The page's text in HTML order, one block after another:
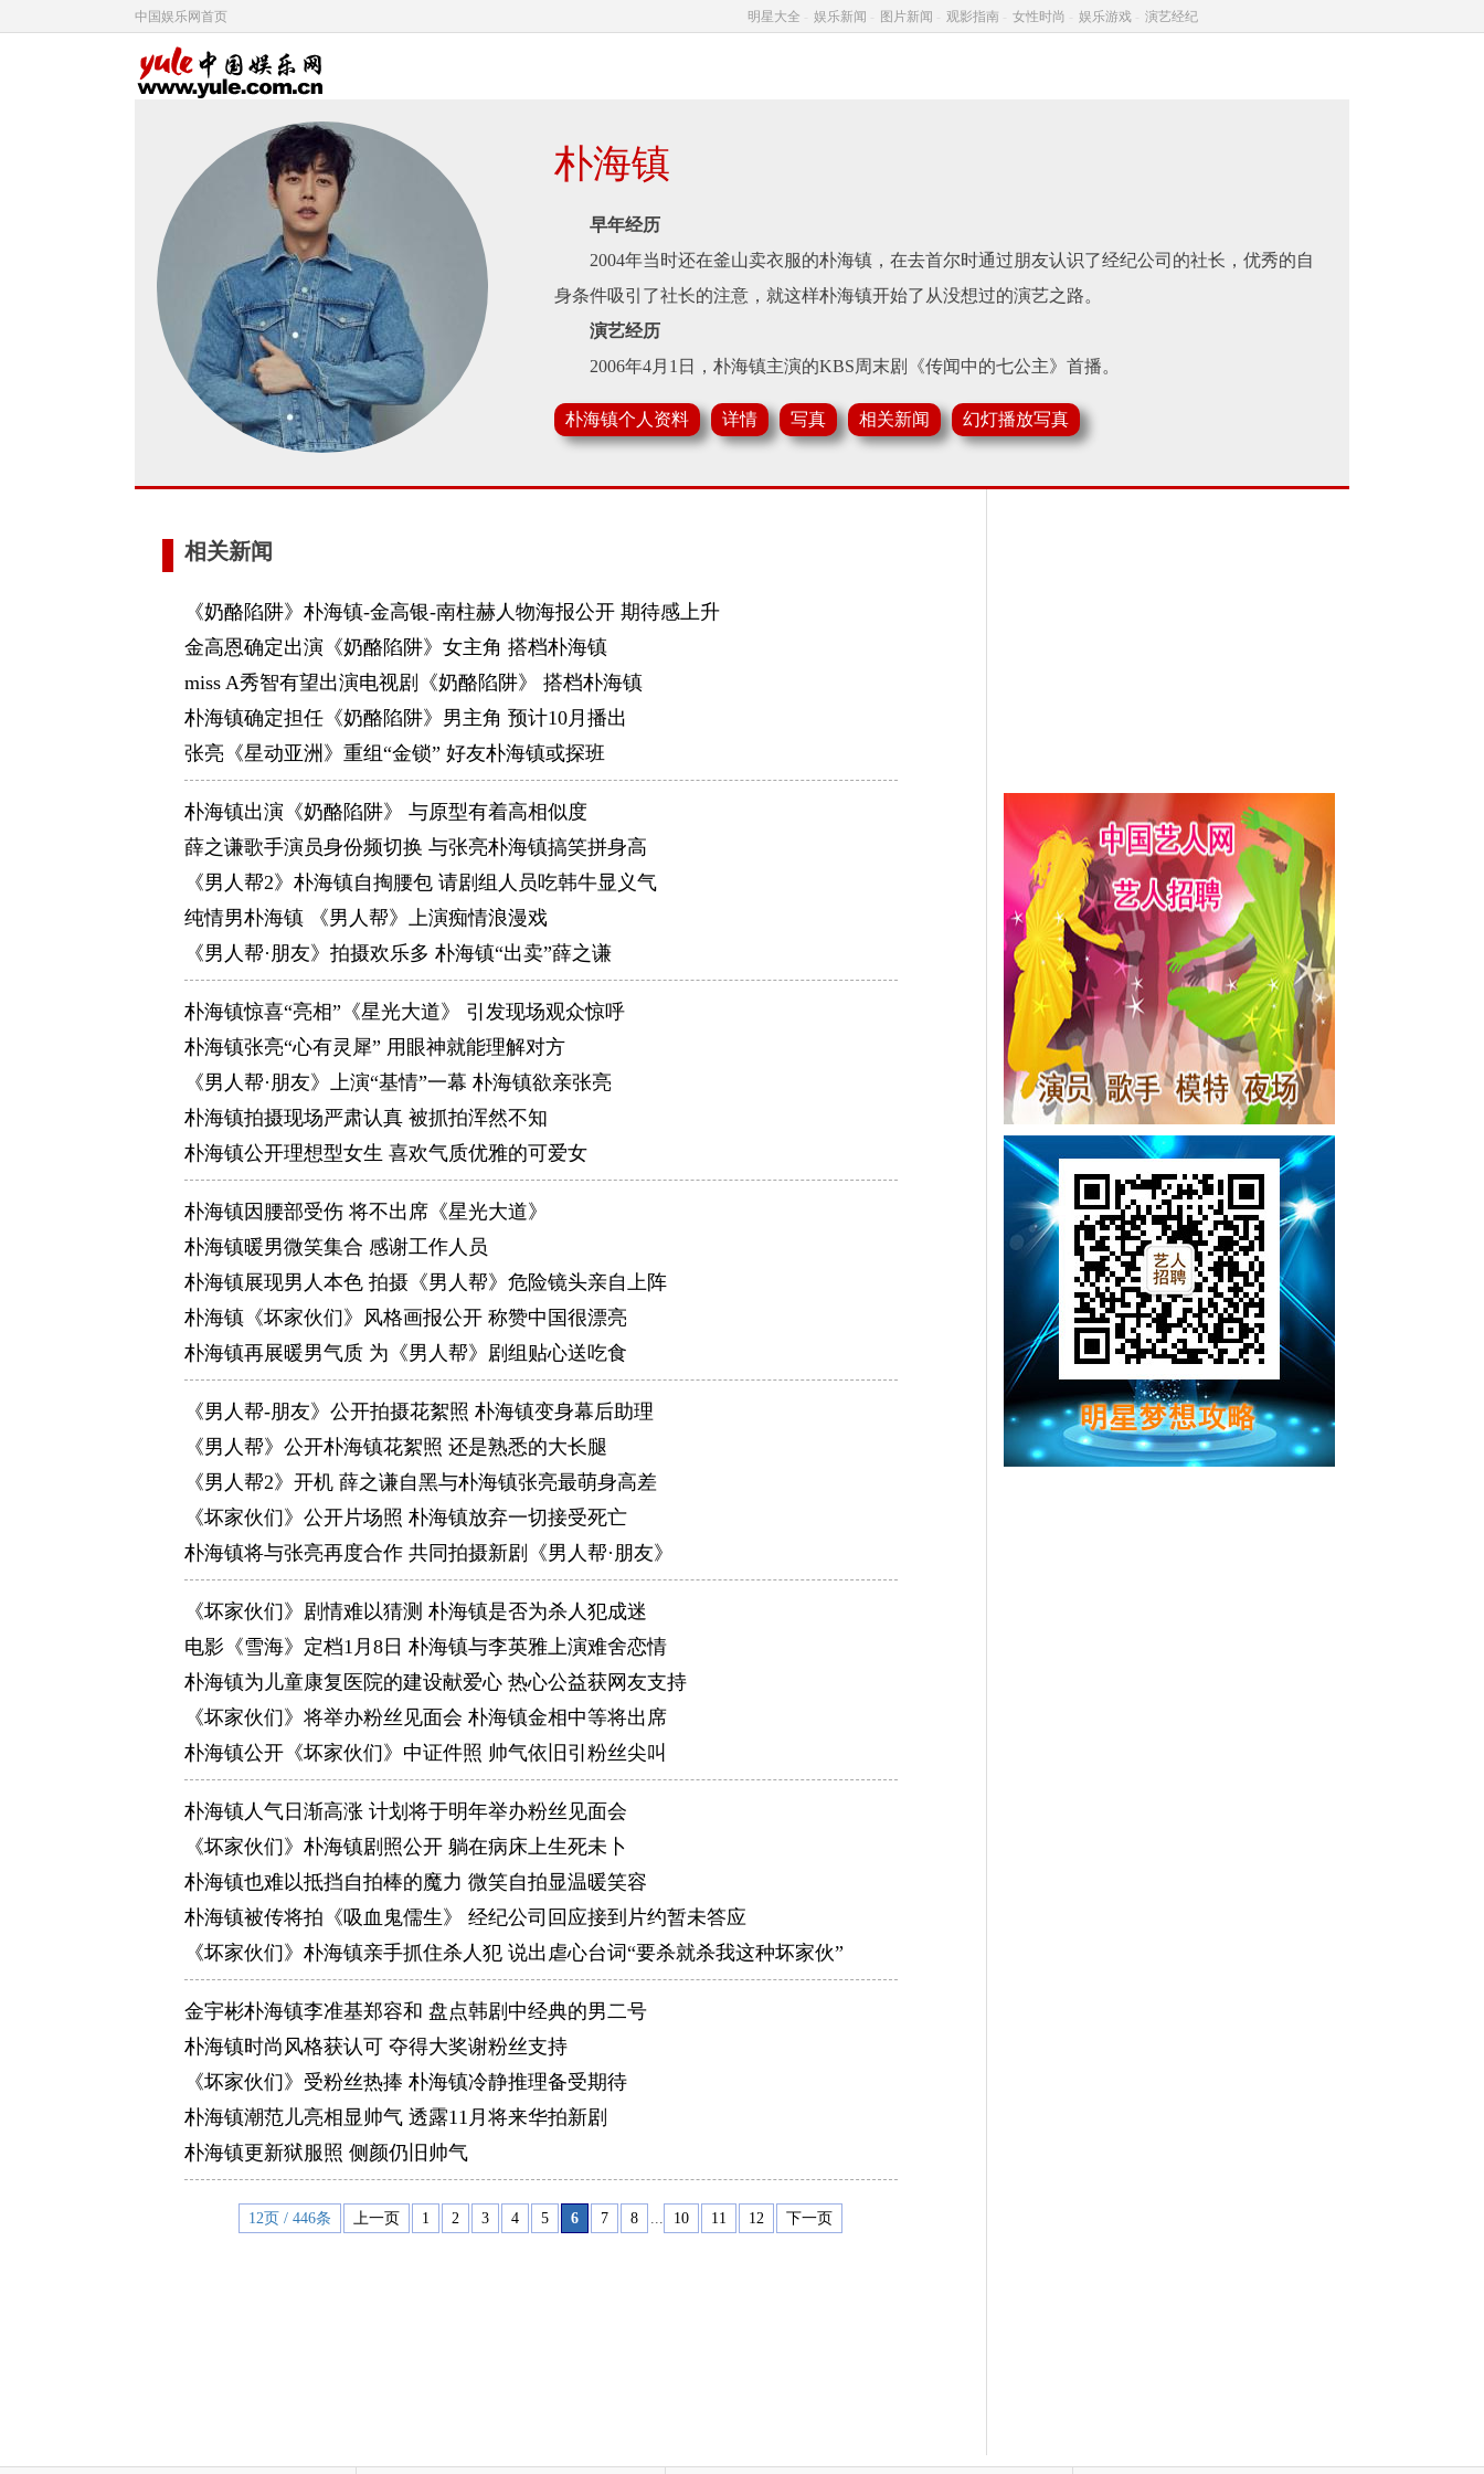
中国娱乐网首页 明星大全 娱乐新闻 图片新闻 观影指南 女性时尚 娱乐游戏 演艺经纪
朴海镇
早年经历
2004年当时还在釜山卖衣服的朴海镇，在去首尔时通过朋友认识了经纪公司的社长，优秀的自
身条件吸引了社长的注意，就这样朴海镇开始了从没想过的演艺之路。
演艺经历
2006年4月1日，朴海镇主演的KBS周末剧《传闻中的七公主》首播。
2007年1月15日，与韩孝珠等主演的KBS电视剧《比天高比地厚》在韩国首播，在剧中与韩孝
珠饰演情侣。
族诞生》。
2010年朴海镇开始将演艺事业发展到日本，在日本举办了粉丝会、代言了化妆品、参与了饰品
的设计、还出了自己的单曲，一时成为韩流代表人物。
2011年，朴海镇来到中国，接连接演了两部中国电视剧《多多的婚事》和《另一种灿烂生
活》。
2012年，朴海镇时隔三年重返韩国影视圈，接拍了由著名导演金正权执导的浪漫爱情片《雪
海》，首登大荧幕。该片预计于2012年秋季在日韩两国同步上映。
2013年12月，朴海镇与全智贤、金秀贤、刘仁娜主演电视剧《来自星星的你》。2014年，朴海
镇与李钟硕、姜素拉主演电视剧《Doctor异乡人》。2016年1月，朴海镇与金高银、徐康俊、李圣
朴海镇个人资料 详情 写真 相关新闻 幻灯播放写真
相关新闻
《奶酪陷阱》朴海镇-金高银-南柱赫人物海报公开 期待感上升
金高恩确定出演《奶酪陷阱》女主角 搭档朴海镇
miss A秀智有望出演电视剧《奶酪陷阱》 搭档朴海镇
朴海镇确定担任《奶酪陷阱》男主角 预计10月播出
张亮《星动亚洲》重组“金锁” 好友朴海镇或探班
朴海镇出演《奶酪陷阱》 与原型有着高相似度
薛之谦歌手演员身份频切换 与张亮朴海镇搞笑拼身高
《男人帮2》朴海镇自掏腰包 请剧组人员吃韩牛显义气
纯情男朴海镇 《男人帮》上演痴情浪漫戏
《男人帮·朋友》拍摄欢乐多 朴海镇“出卖”薛之谦
朴海镇惊喜“亮相”《星光大道》 引发现场观众惊呼
朴海镇张亮“心有灵犀” 用眼神就能理解对方
《男人帮·朋友》上演“基情”一幕 朴海镇欲亲张亮
朴海镇拍摄现场严肃认真 被抓拍浑然不知
朴海镇公开理想型女生 喜欢气质优雅的可爱女
朴海镇因腰部受伤 将不出席《星光大道》
朴海镇暖男微笑集合 感谢工作人员
朴海镇展现男人本色 拍摄《男人帮》危险镜头亲自上阵
朴海镇《坏家伙们》风格画报公开 称赞中国很漂亮
朴海镇再展暖男气质 为《男人帮》剧组贴心送吃食
《男人帮-朋友》公开拍摄花絮照 朴海镇变身幕后助理
《男人帮》公开朴海镇花絮照 还是熟悉的大长腿
《男人帮2》开机 薛之谦自黑与朴海镇张亮最萌身高差
《坏家伙们》公开片场照 朴海镇放弃一切接受死亡
朴海镇将与张亮再度合作 共同拍摄新剧《男人帮·朋友》
《坏家伙们》剧情难以猜测 朴海镇是否为杀人犯成迷
电影《雪海》定档1月8日 朴海镇与李英雅上演难舍恋情
朴海镇为儿童康复医院的建设献爱心 热心公益获网友支持
《坏家伙们》将举办粉丝见面会 朴海镇金相中等将出席
朴海镇公开《坏家伙们》中证件照 帅气依旧引粉丝尖叫
朴海镇人气日渐高涨 计划将于明年举办粉丝见面会
《坏家伙们》朴海镇剧照公开 躺在病床上生死未卜
朴海镇也难以抵挡自拍棒的魔力 微笑自拍显温暖笑容
朴海镇被传将拍《吸血鬼儒生》 经纪公司回应接到片约暂未答应
《坏家伙们》朴海镇亲手抓住杀人犯 说出虐心台词“要杀就杀我这种坏家伙”
金宇彬朴海镇李准基郑容和 盘点韩剧中经典的男二号
朴海镇时尚风格获认可 夺得大奖谢粉丝支持
《坏家伙们》受粉丝热捧 朴海镇冷静推理备受期待
朴海镇潮范儿亮相显帅气 透露11月将来华拍新剧
朴海镇更新狱服照 侧颜仍旧帅气
12页 / 446条 上一页 1 2 3 4 5 6 7 8 ... 10 11 12 下一页